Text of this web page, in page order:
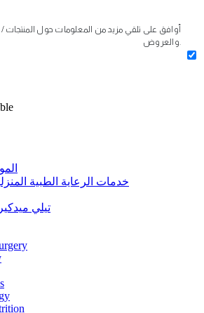
أوافق على تلقي مزيد من المعلومات حول المنتجات /
والعروض.
خدمات الرعاية الطبية
تيلي ميدكير